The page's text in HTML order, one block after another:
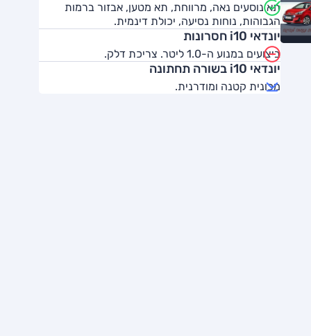
תא נוסעים נאה, מרווחת, תא מטען, אבזור ברמות
הגבוהות, נוחות נסיעה, יכולת דינמית.
יונדאי i10 חסרונות
ביצועים במנוע ה-1.0 ליטר. צריכת דלק.
יונדאי i10 בשורה תחתונה
מכונית קטנה ומודרנית.